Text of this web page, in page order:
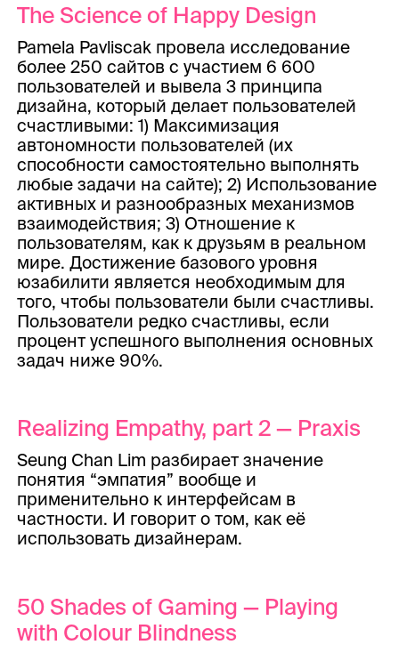
The Science of Happy Design
Pamela Pavliscak провела исследование
более 250 сайтов с участием 6 600
пользователей и вывела 3 принципа
дизайна, который делает пользователей
счастливыми: 1) Максимизация
автономности пользователей (их
способности самостоятельно выполнять
любые задачи на сайте); 2) Использование
активных и разнообразных механизмов
взаимодействия; 3) Отношение к
пользователям, как к друзьям в реальном
мире. Достижение базового уровня
юзабилити является необходимым для
того, чтобы пользователи были счастливы.
Пользователи редко счастливы, если
процент успешного выполнения основных
задач ниже 90%.
Realizing Empathy, part 2 — Praxis
Seung Chan Lim разбирает значение
понятия “эмпатия” вообще и
применительно к интерфейсам в
частности. И говорит о том, как её
использовать дизайнерам.
50 Shades of Gaming — Playing
with Colour Blindness